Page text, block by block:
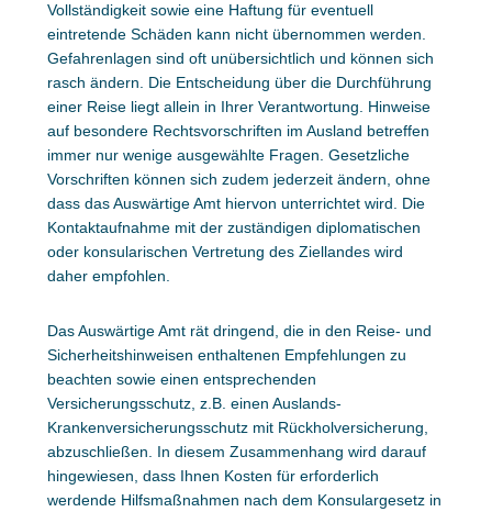
Vollständigkeit sowie eine Haftung für eventuell
eintretende Schäden kann nicht übernommen werden.
Gefahrenlagen sind oft unübersichtlich und können sich
rasch ändern. Die Entscheidung über die Durchführung
einer Reise liegt allein in Ihrer Verantwortung. Hinweise
auf besondere Rechtsvorschriften im Ausland betreffen
immer nur wenige ausgewählte Fragen. Gesetzliche
Vorschriften können sich zudem jederzeit ändern, ohne
dass das Auswärtige Amt hiervon unterrichtet wird. Die
Kontaktaufnahme mit der zuständigen diplomatischen
oder konsularischen Vertretung des Ziellandes wird
daher empfohlen.
Das Auswärtige Amt rät dringend, die in den Reise- und
Sicherheitshinweisen enthaltenen Empfehlungen zu
beachten sowie einen entsprechenden
Versicherungsschutz, z.B. einen Auslands-
Krankenversicherungsschutz mit Rückholversicherung,
abzuschließen. In diesem Zusammenhang wird darauf
hingewiesen, dass Ihnen Kosten für erforderlich
werdende Hilfsmaßnahmen nach dem Konsulargesetz in